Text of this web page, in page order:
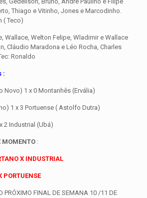
Thiago e Vitinho, Jones e Marcodinho.
( Teco)
Wallace, Welton Felipe, Wladimir e Wallace
Cláudio Maradona e Léo Rocha, Charles
Ronaldo
:
Novo) 1 x 0 Montanhês (Ervália)
1 x 3 Portuense ( Astolfo Dutra)
2 Industrial (Ubá)
MOMENTO:
X INDUSTRIAL
PORTUENSE
PRÓXIMO FINAL DE SEMANA 10 /11 DE